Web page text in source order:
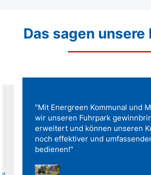
Das sagen unsere
"Mit Energreen Kommunal und
wir unseren Fuhrpark
erweitert und können unseren
noch effektiver und
bedienen!"